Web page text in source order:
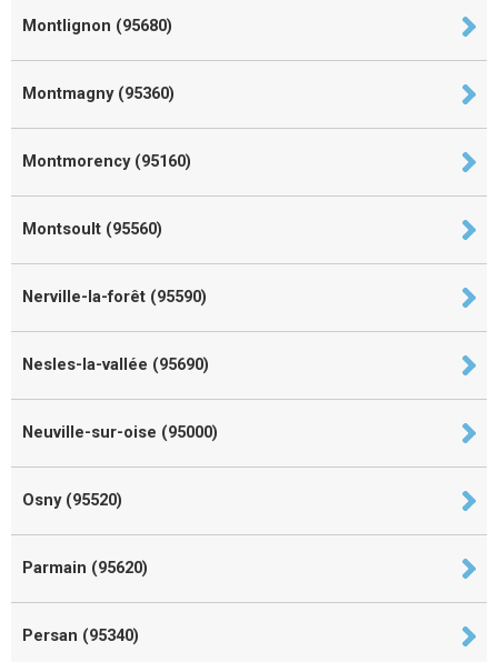
Montlignon (95680)
Montmagny (95360)
Montmorency (95160)
Montsoult (95560)
Nerville-la-forêt (95590)
Nesles-la-vallée (95690)
Neuville-sur-oise (95000)
Osny (95520)
Parmain (95620)
Persan (95340)